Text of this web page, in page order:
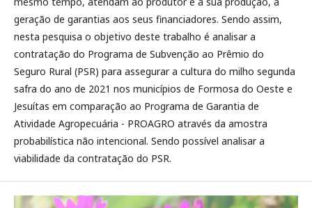
geração de garantias aos seus financiadores. Sendo assim,
nesta pesquisa o objetivo deste trabalho é analisar a
contratação do Programa de Subvenção ao Prêmio do
Seguro Rural (PSR) para assegurar a cultura do milho segunda
safra do ano de 2021 nos municípios de Formosa do Oeste e
Jesuítas em comparação ao Programa de Garantia de
Atividade Agropecuária - PROAGRO através da amostra
probabilística não intencional. Sendo possível analisar a
viabilidade da contratação do PSR.